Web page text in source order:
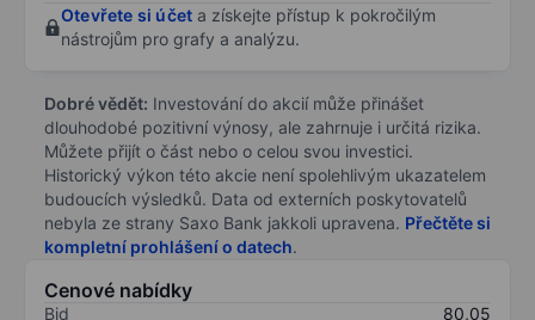
Otevřete si účet a získejte přístup k pokročilým
nástrojům pro grafy a analýzu.
Dobré vědět: Investování do akcií může přinášet
dlouhodobé pozitivní výnosy, ale zahrnuje i určitá rizika.
Můžete přijít o část nebo o celou svou investici.
Historický výkon této akcie není spolehlivým ukazatelem
budoucích výsledků. Data od externích poskytovatelů
nebyla ze strany Saxo Bank jakkoli upravena. Přečtěte si
kompletní prohlášení o datech.
Cenové nabídky
Bid
80,05